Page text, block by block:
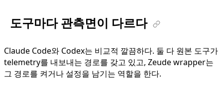
도구마다 관측면이 다르다
Claude Code와 Codex는 비교적 깔끔하다. 둘 다 원본 도구가
telemetry를 내보내는 경로를 갖고 있고, Zeude wrapper는
그 경로를 켜거나 설정을 남기는 역할을 한다.